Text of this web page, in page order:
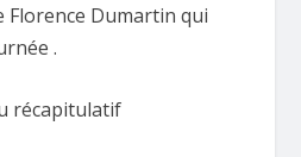
Florence Dumartin qui
.
récapitulatif